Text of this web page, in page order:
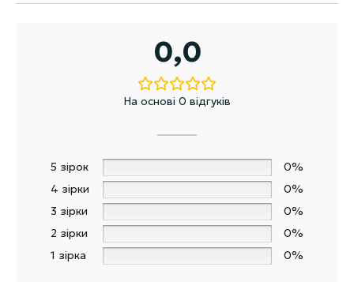
0,0
На основі 0 відгуків
5 зірок
0%
4 зірки
0%
3 зірки
0%
2 зірки
0%
1 зірка
0%